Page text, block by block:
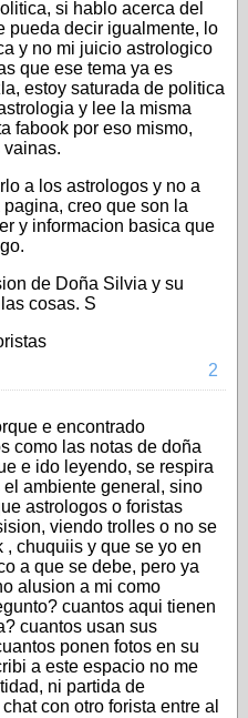
si hablo acerca del
pueda decir igualmente, lo
y no mi juicio astrologico
que ese tema ya es
estoy saturada de politica
y lee la misma
fabook por eso mismo,
vainas.
a los astrologos y no a
creo que son la
y informacion basica que
de Doña Silvia y su
cosas. S
2
e encontrado
como las notas de doña
e ido leyendo, se respira
ambiente general, sino
astrologos o foristas
viendo trolles o no se
, chuquiis y que se yo en
a que se debe, pero ya
alusion a mi como
cuantos aqui tienen
cuantos usan sus
ponen fotos en su
a este espacio no me
ni partida de
con otro forista entre al